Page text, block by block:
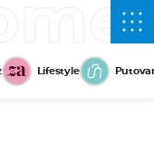
Lifestyle